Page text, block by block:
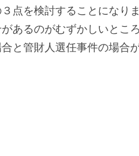
点を検討することになり
あるのがむずかしいとこ
と管財人選任事件の場合